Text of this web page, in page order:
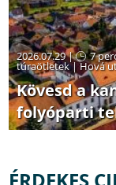
2026.07.29 | 7
túraötletek|Hová
Kövesd a
folyóparti